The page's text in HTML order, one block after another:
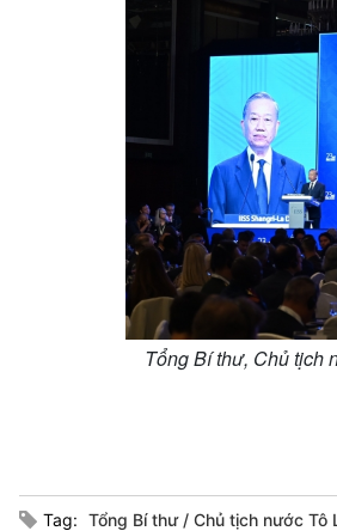
Các chương trình đặc biệt
Tổng Bí thư, Chủ tịch
Tag: Tổng Bí thư Chủ tịch nước Tô